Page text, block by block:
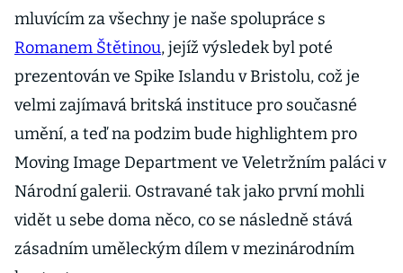
mluvícím za všechny je naše spolupráce s
Romanem Štětinou, jejíž výsledek byl poté
prezentován ve Spike Islandu v Bristolu, což je
velmi zajímavá britská instituce pro současné
umění, a teď na podzim bude highlightem pro
Moving Image Department ve Veletržním paláci v
Národní galerii. Ostravané tak jako první mohli
vidět u sebe doma něco, co se následně stává
zásadním uměleckým dílem v mezinárodním